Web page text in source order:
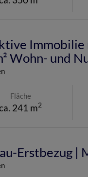
Immobilie
Wohn- und
Fläche
241 m2
Erstbezug |